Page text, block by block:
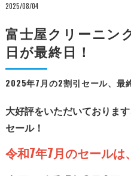
2025/08/04
2025年7月の2割引セール、最
富士屋クリーニン
日が最終日！
大好評をいただいておりま
セール！
令和7年7月のセールは、